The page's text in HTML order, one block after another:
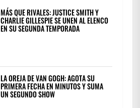
MÁS QUE RIVALES: JUSTICE SMITH Y
CHARLIE GILLESPIE SE UNEN AL ELENCO
EN SU SEGUNDA TEMPORADA
LA OREJA DE VAN GOGH: AGOTA SU
PRIMERA FECHA EN MINUTOS Y SUMA
UN SEGUNDO SHOW